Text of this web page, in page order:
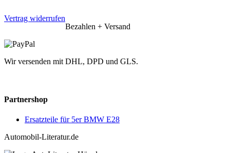
Vertrag widerrufen
Bezahlen + Versand
Wir versenden mit DHL, DPD und GLS.
Partnershop
Ersatzteile für 5er BMW E28
Automobil-Literatur.de